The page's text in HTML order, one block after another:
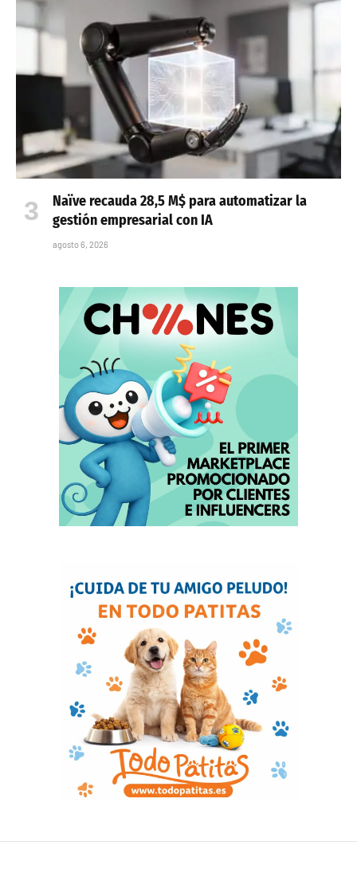
Naïve recauda 28,5 M$ para automatizar la
gestión empresarial con IA
agosto 6, 2026